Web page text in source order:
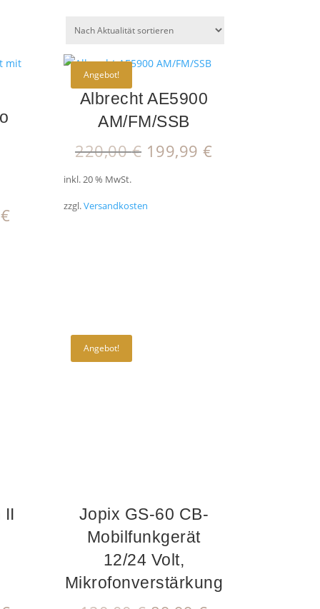
€Aktueller
Angebot!
Albrecht AE5900
AM/FM/SSB
220,00€ Ursprünglicher
220,00 €
199,99€Aktueller
inkl. 20 % MwSt.
zzgl.Versandkosten
II
Angebot!
Jopix GS-60 CB-
Mobilfunkgerät
12/24 Volt,
Mikrofonverstärkung